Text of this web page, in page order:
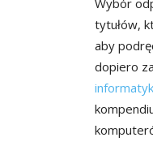
tytułów,
aby
dopiero